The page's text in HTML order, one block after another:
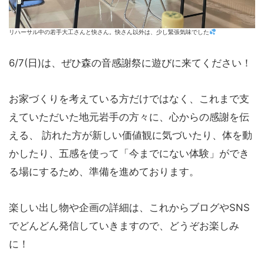
リハーサル中の若手大工さんと快さん。快さん以外は、少し緊張気味でした
6/7(日)は、ぜひ森の音感謝祭に遊びに来てください！
お家づくりを考えている方だけではなく、これまで支
えていただいた地元岩手の方々に、心からの感謝を伝
える、 訪れた方が新しい価値観に気づいたり、体を動
かしたり、五感を使って「今までにない体験」ができ
る場にするため、準備を進めております。
楽しい出し物や企画の詳細は、これからブログやSNS
でどんどん発信していきますので、どうぞお楽しみ
に！